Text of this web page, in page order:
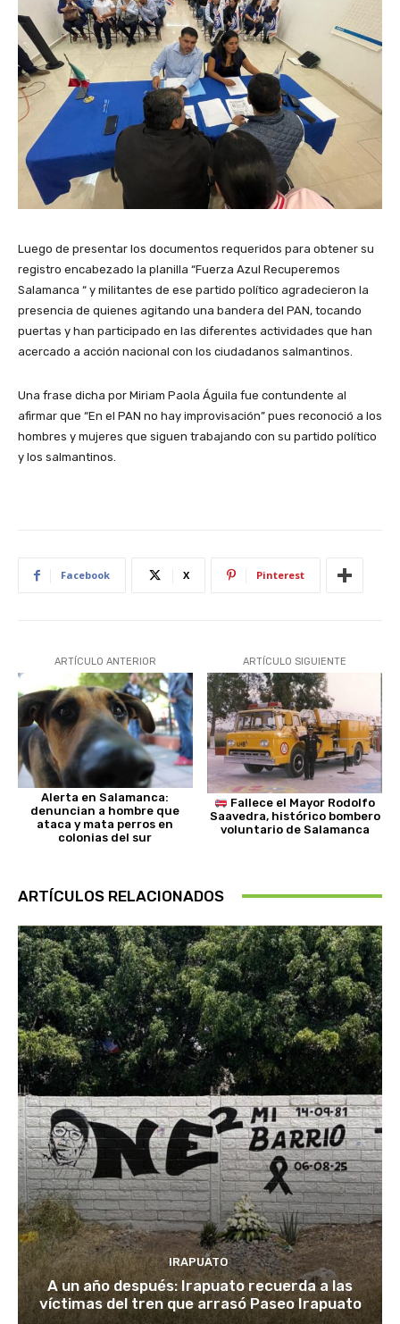
Luego de presentar los documentos requeridos para obtener su
registro encabezado la planilla “Fuerza Azul Recuperemos
Salamanca “ y militantes de ese partido político agradecieron la
presencia de quienes agitando una bandera del PAN, tocando
puertas y han participado en las diferentes actividades que han
acercado a acción nacional con los ciudadanos salmantinos.
Una frase dicha por Miriam Paola Águila fue contundente al
afirmar que “En el PAN no hay improvisación” pues reconoció a los
hombres y mujeres que siguen trabajando con su partido político
y los salmantinos.
Facebook X Pinterest
ARTÍCULO ANTERIOR
Alerta en Salamanca:
denuncian a hombre que
ataca y mata perros en
colonias del sur
ARTÍCULO SIGUIENTE
Fallece el Mayor Rodolfo
Saavedra, histórico bombero
voluntario de Salamanca
ARTÍCULOS RELACIONADOS
IRAPUATO
A un año después: Irapuato recuerda a las
víctimas del tren que arrasó Paseo Irapuato